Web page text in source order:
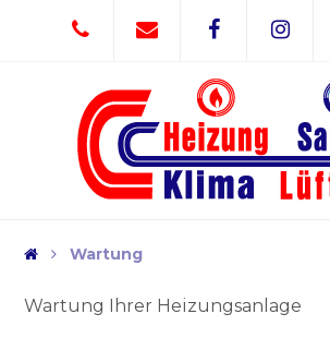
Wartung
Wartung Ihrer Heizungsanlage